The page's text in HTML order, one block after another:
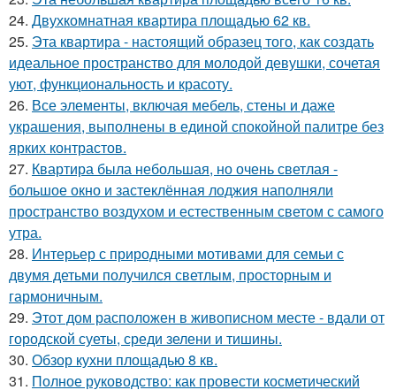
24. Двухкомнатная квартира площадью 62 кв.
25. Эта квартира - настоящий образец того, как создать
идеальное пространство для молодой девушки, сочетая
уют, функциональность и красоту.
26. Все элементы, включая мебель, стены и даже
украшения, выполнены в единой спокойной палитре без
ярких контрастов.
27. Квартира была небольшая, но очень светлая -
большое окно и застеклённая лоджия наполняли
пространство воздухом и естественным светом с самого
утра.
28. Интерьер с природными мотивами для семьи с
двумя детьми получился светлым, просторным и
гармоничным.
29. Этот дом расположен в живописном месте - вдали от
городской суеты, среди зелени и тишины.
30. Обзор кухни площадью 8 кв.
31. Полное руководство: как провести косметический